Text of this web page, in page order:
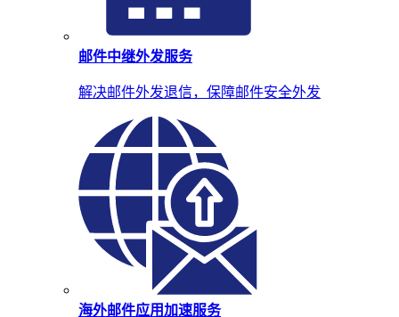
邮件中继外发服务
解决邮件外发退信，保障邮件安全外发
海外邮件应用加速服务